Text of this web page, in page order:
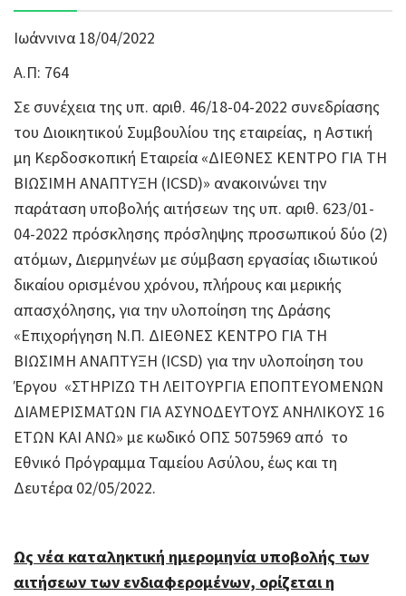
Ιωάννινα 18/04/2022
Α.Π: 764
Σε συνέχεια της υπ. αριθ. 46/18-04-2022 συνεδρίασης
του Διοικητικού Συμβουλίου της εταιρείας, η Αστική
μη Κερδοσκοπική Εταιρεία «ΔΙΕΘΝΕΣ ΚΕΝΤΡΟ ΓΙΑ ΤΗ
ΒΙΩΣΙΜΗ ΑΝΑΠΤΥΞΗ (ICSD)» ανακοινώνει την
παράταση υποβολής αιτήσεων της υπ. αριθ. 623/01-
04-2022 πρόσκλησης πρόσληψης προσωπικού δύο (2)
ατόμων, Διερμηνέων με σύμβαση εργασίας ιδιωτικού
δικαίου ορισμένου χρόνου, πλήρους και μερικής
απασχόλησης, για την υλοποίηση της Δράσης
«Επιχορήγηση Ν.Π. ΔΙΕΘΝΕΣ ΚΕΝΤΡΟ ΓΙΑ ΤΗ
ΒΙΩΣΙΜΗ ΑΝΑΠΤΥΞΗ (ICSD) για την υλοποίηση του
Έργου «ΣΤΗΡΙΖΩ ΤΗ ΛΕΙΤΟΥΡΓΙΑ ΕΠΟΠΤΕΥΟΜΕΝΩΝ
ΔΙΑΜΕΡΙΣΜΑΤΩΝ ΓΙΑ ΑΣΥΝΟΔΕΥΤΟΥΣ ΑΝΗΛΙΚΟΥΣ 16
ΕΤΩΝ ΚΑΙ ΑΝΩ» με κωδικό ΟΠΣ 5075969 από το
Εθνικό Πρόγραμμα Ταμείου Ασύλου, έως και τη
Δευτέρα 02/05/2022.
Ως νέα καταληκτική ημερομηνία υποβολής των
αιτήσεων των ενδιαφερομένων, ορίζεται η